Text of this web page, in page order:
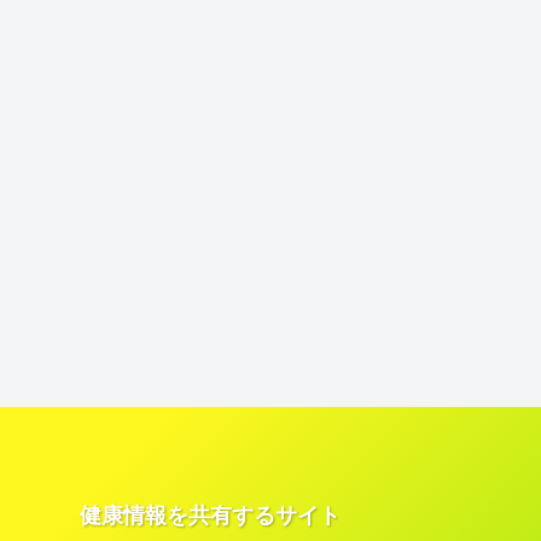
健康情報を共有するサイト